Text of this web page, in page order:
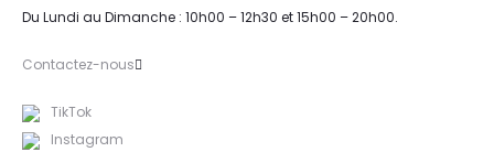
Du Lundi au Dimanche : 10h00 – 12h30 et 15h00 – 20h00.
Contactez-nous
TikTok
Instagram